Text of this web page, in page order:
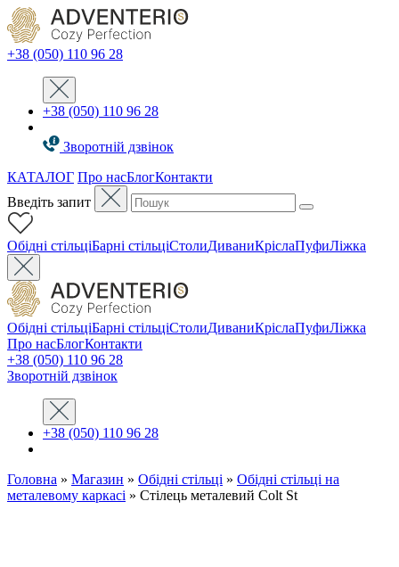
+38 (050) 110 96 28
+38 (050) 110 96 28
Зворотній дзвінок
КАТАЛОГ Про насБлогКонтакти
Введіть запит
Oбідні стільціБарні стільціСтолиДиваниКріслаПуфиЛіжка
Oбідні стільціБарні стільціСтолиДиваниКріслаПуфиЛіжка
Про насБлогКонтакти
+38 (050) 110 96 28
Зворотній дзвінок
+38 (050) 110 96 28
Головна » Магазин » Обідні стільці » Oбідні стільці на
металевому каркасі » Стілець металевий Colt St